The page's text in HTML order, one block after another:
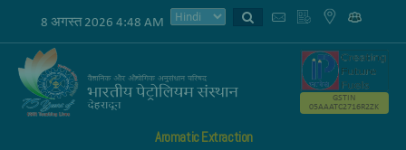
8 अगस्त 2026 4:48 AM
Aromatic Extraction
GSTIN
05AAATC2716R2ZK